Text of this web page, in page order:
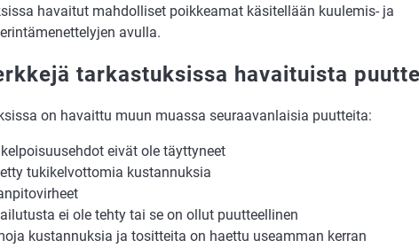
havaitut mahdolliset poikkeamat käsitellään kuulemis- ja
avulla.
tarkastuksissa havaituista
on havaittu muun muassa seuraavanlaisia puutteita:
eivät ole täyttyneet
tukikelvottomia kustannuksia
ei ole tehty tai se on ollut puutteellinen
kustannuksia ja tositteita on haettu useamman kerran